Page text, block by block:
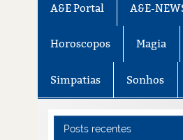
A&E Portal A&E-
Horoscopos Magia
Simpatias Sonhos
Posts recentes